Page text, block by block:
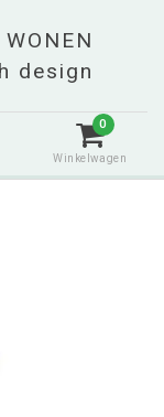
0
Winkelwagen